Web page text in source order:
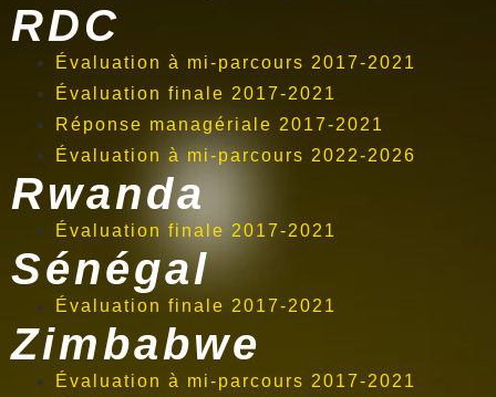
RDC
Évaluation à mi-parcours 2017-2021
Évaluation finale 2017-2021
Réponse managériale 2017-2021
Évaluation à mi-parcours 2022-2026
Rwanda
Évaluation finale 2017-2021
Sénégal
Évaluation finale 2017-2021
Zimbabwe
Évaluation à mi-parcours 2017-2021